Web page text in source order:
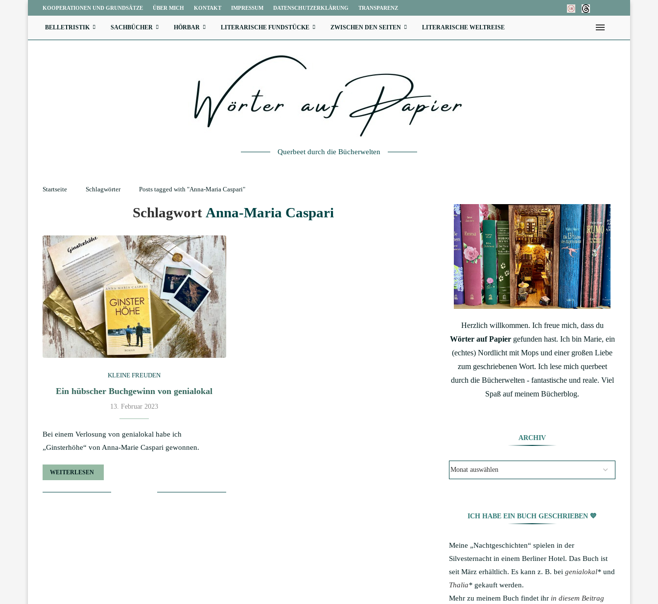
KOOPERATIONEN UND GRUNDSÄTZE ÜBER MICH KONTAKT IMPRESSUM DATENSCHUTZERKLÄRUNG TRANSPARENZ
BELLETRISTIK SACHBÜCHER HÖRBAR LITERARISCHE FUNDSTÜCKE ZWISCHEN DEN SEITEN LITERARISCHE WELTREISE
Querbeet durch die Bücherwelten
Startseite Schlagwörter Posts tagged with "Anna-Maria Caspari"
Schlagwort Anna-Maria Caspari
KLEINE FREUDEN
Ein hübscher Buchgewinn von genialokal
13. Februar 2023
Bei einem Verlosung von genialokal habe ich
„Ginsterhöhe“ von Anna-Marie Caspari gewonnen.
WEITERLESEN
Herzlich willkommen. Ich freue mich, dass du
Wörter auf Papiergefunden hast. Ich bin Marie, ein
(echtes) Nordlicht mit Mops und einer großen Liebe
zum geschriebenen Wort. Ich lese mich querbeet
durch die Bücherwelten - fantastische und reale. Viel
Spaß auf meinem Bücherblog.
ARCHIV
ICH HABE EIN BUCH GESCHRIEBEN 💙
Meine „Nachtgeschichten“ spielen in der
Silvesternacht in einem Berliner Hotel. Das Buch ist
seit März erhältlich. Es kann z. B. bei genialokal* und
Thalia* gekauft werden.
Mehr zu meinem Buch findet ihr in diesem Beitrag